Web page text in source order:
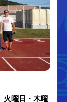
曜日・木曜